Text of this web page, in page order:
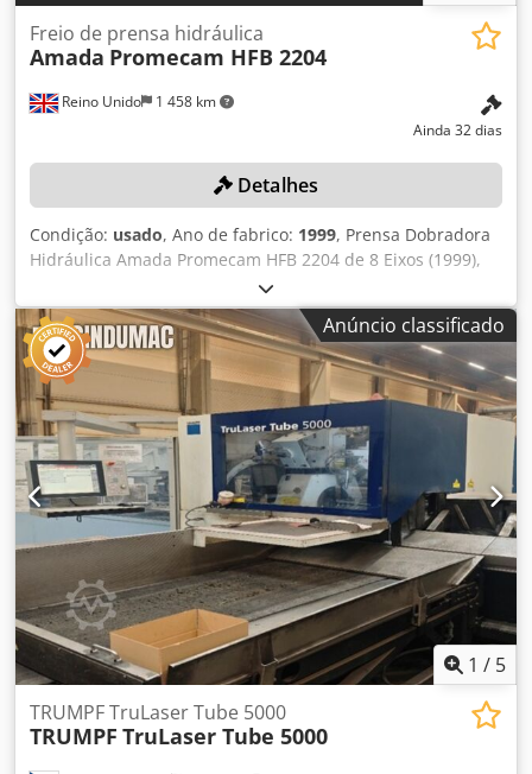
Reino Unido 1 458 km
Freio de prensa hidráulica
Amada Promecam HFB 2204
Ainda 32 dias
Detalhes
Condição: usado, Ano de fabrico: 1999, Prensa Dobradora
Hidráulica Amada Promecam HFB 2204 de 8 Eixos (1999),
Capacidade de 2200kN, Comprimento da Mesa de
4000mm, Curso Máximo de 180mm, Tempo de Paragem de
80ms, Distância de Paragem de 9mm, Peso da Máquina de
16000kg. N.º de Série: HFBO 220 40 H990103 (1999). País de
Origem: França. Crsdszn Urzspfx Ak Dsf Atenção: A recolha
será efetuada entre 6 e 20 de outubro de 2026. As
instalações estarão fechadas de 10 de setembro a 5 de
outubro de 2026. Atenção: Este lote está localizado em
Cardiff, País de Gales, Reino Unido. Infelizmente, não
existem instalações de carregamento no local; a
desmontagem e o carregamento serão da
responsabilidade e às custas do comprador.
Anúncio classificado
1 / 5
TRUMPF TruLaser Tube 5000
TRUMPF TruLaser Tube 5000